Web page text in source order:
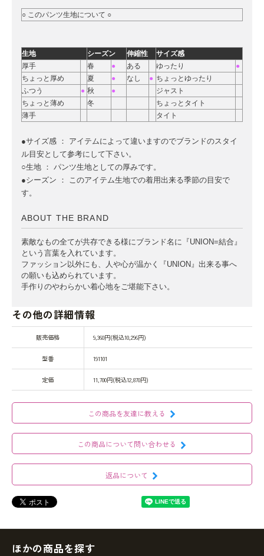
○ このパンツ生地について ○
生地 シーズン 伸縮性
サイズ感
厚手
春 ● ある ゆったり
●
ちょっと厚め
夏 ● なし ● ちょっとゆったり
ふつう
● 秋 ●
ジャスト
ちょっと薄め
冬
ちょっとタイト
薄手
タイト
●サイズ感 ： アイテムによって違いますのでブランドのスタイ
ル目安として参考にして下さい。
○生地 ： パンツ生地としての厚みです。
●シーズン ： このアイテム生地での着用出来る季節の目安で
す。
ABOUT THE BRAND
素敵なもの全てが共存できる様にブランド名に『UNION=結合』
という言葉を入れています。
ファッション以外にも、人や心が温かく『UNION』出来る事へ
の願いも込められています。
手作りのやわらかい着心地をご堪能下さい。
その他の詳細情報
販売価格 9,360円(税込10,296円)
型番 191101
定価 11,700円(税込12,870円)
この商品を友達に教える
この商品について問い合わせる
返品について
ほかの商品を探す